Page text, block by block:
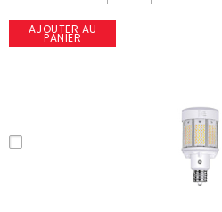
AJOUTER AU
PANIER